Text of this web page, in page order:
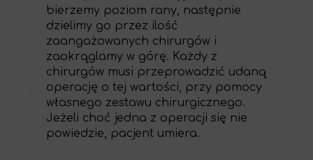
bierzemy poziom rany, następnie
dzielimy go przez ilość
zaangażowanych chirurgów i
zaokrąglamy w górę. Każdy z
chirurgów musi przeprowadzić udaną
operację o tej wartości, przy pomocy
własnego zestawu chirurgicznego.
Jeżeli choć jedna z operacji się nie
powiedzie, pacjent umiera.